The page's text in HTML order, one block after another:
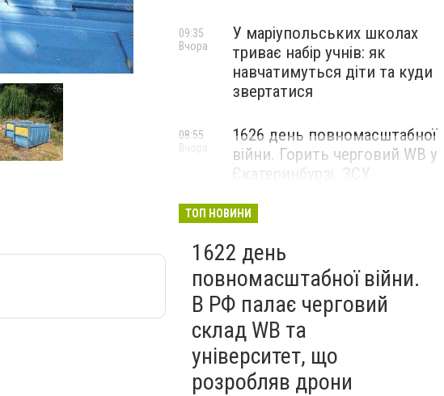
У маріупольських школах
триває набір учнів: як
навчатимуться діти та куди
звертатися
09:35
Вчора
1626 день повномасштабної
війни. Горить черговий WB у
Єкатеринбурзі. ЗСУ
Маріуполі
08:55
Вчора
ТОП НОВИНИ
1622 день
повномасштабної війни.
В РФ палає черговий
склад WB та
університет, що
розробляв дрони